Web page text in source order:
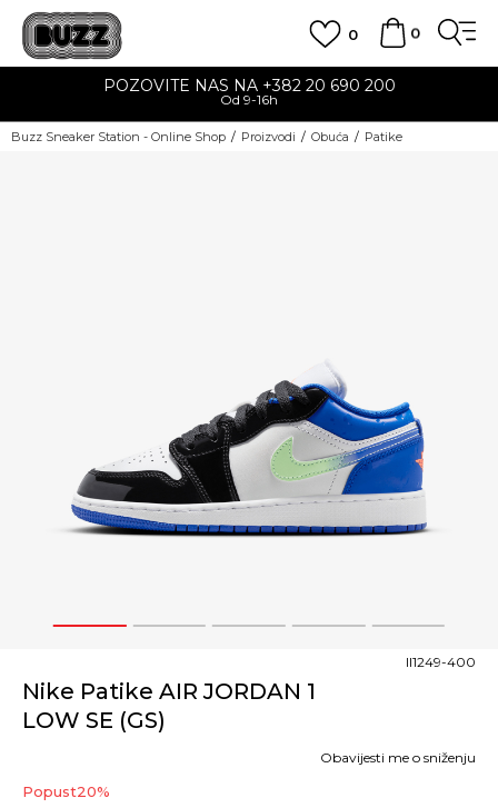
0
0
POZOVITE NAS NA +382 20 690 200
Od 9-16h
Buzz Sneaker Station - Online Shop Proizvodi Obuća Patike
1 2 3 4 5
Nike Patike AIR JORDAN 1
LOW SE (GS)
II1249-400
Popust20%
Obavijesti me o sniženju